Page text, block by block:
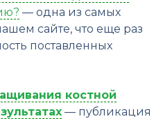
— одна из самых
сайте, что еще раз
поставленных
костной
— публикация